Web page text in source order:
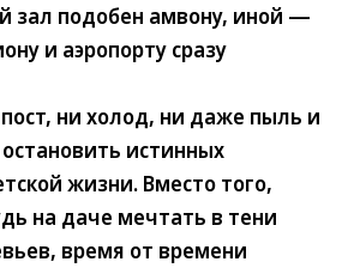
зал подобен амвону, иной —
и аэропорту сразу
ни холод, ни даже пыль и
истинных
жизни. Вместо того,
на даче мечтать в тени
время от времени